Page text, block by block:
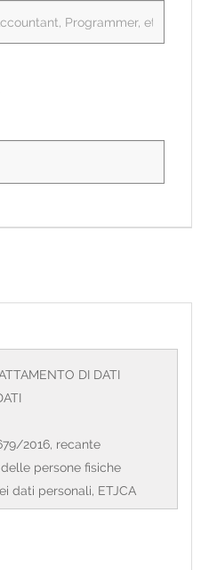
DI DATI
2016, recante
persone fisiche
dati personali, ETJCA
con sede legale in Corso
e direzione generale in